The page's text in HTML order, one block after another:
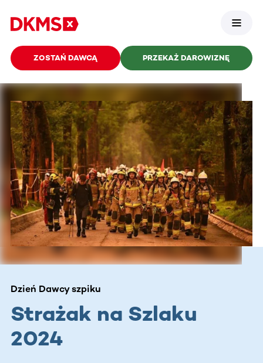
ZOSTAŃ DAWCĄ PRZEKAŻ DAROWIZNĘ
Dzień Dawcy szpiku
Strażak na Szlaku
2024